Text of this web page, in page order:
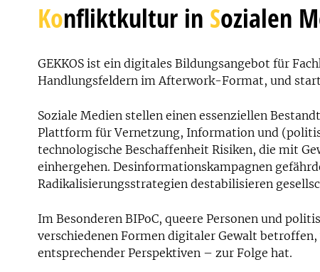
Konfliktkultur in Sozialen
GEKKOS ist ein digitales Bildungsangebot für
Handlungsfeldern im Afterwork-Format, und
Soziale Medien stellen einen essenziellen
Plattform für Vernetzung, Information und
technologische Beschaffenheit Risiken, die mit
einhergehen. Desinformationskampagnen
Radikalisierungsstrategien destabilisieren
Im Besonderen BIPoC, queere Personen und
verschiedenen Formen digitaler Gewalt
entsprechender Perspektiven – zur Folge hat.